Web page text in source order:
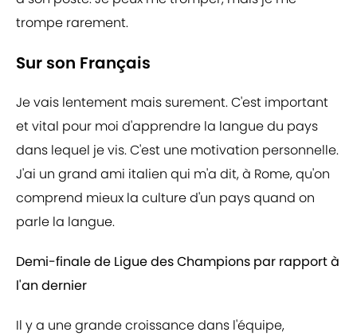
trompe rarement.
Sur son Français
Je vais lentement mais surement. C'est important
et vital pour moi d'apprendre la langue du pays
dans lequel je vis. C'est une motivation personnelle.
J'ai un grand ami italien qui m'a dit, à Rome, qu'on
comprend mieux la culture d'un pays quand on
parle la langue.
Demi-finale de Ligue des Champions par rapport à
l'an dernier
Il y a une grande croissance dans l'équipe,